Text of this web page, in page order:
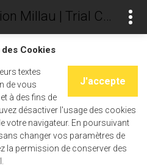
Cookies
J'accepte
textes
de vous
à des fins de
désactiver l'usage des cookies
votre navigateur. En poursuivant
changer vos paramètres de
la permission de conserver des
Garage Champion Millau | Trial Champ's